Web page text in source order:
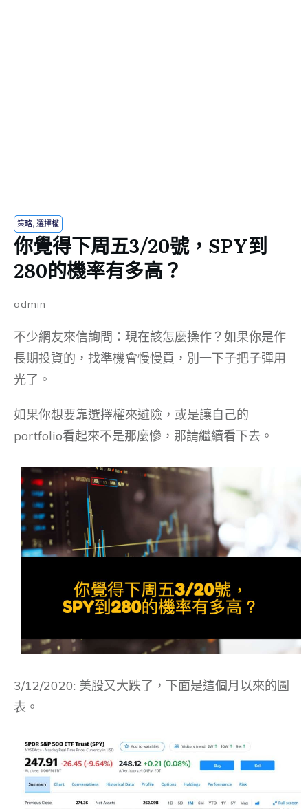
策略, 選擇權
你覺得下周五3/20號，SPY到
280的機率有多高？
admin
不少網友來信詢問：現在該怎麼操作？如果你是作
長期投資的，找準機會慢慢買，別一下子把子彈用
光了。
如果你想要靠選擇權來避險，或是讓自己的
portfolio看起來不是那麼慘，那請繼續看下去。
3/12/2020: 美股又大跌了，下面是這個月以來的圖
表。